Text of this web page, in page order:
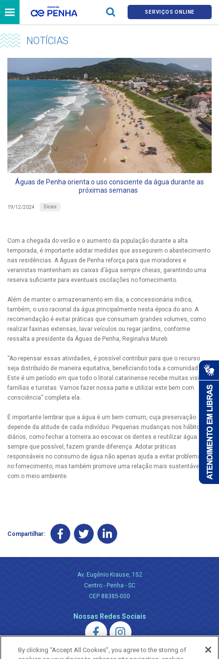
SERVIÇOS ONLINE
NOTÍCIAS
Águas de Penha orienta o uso consciente da água durante as
próximas semanas
19/12/2024 Dicas
Com a chegada do verão e o aumento da população durante a alta
temporada, é importante adotar medidas que assegurem o abastecimento
nas residências. A Águas de Penha reforça para que moradores e
veranistas mantenham as caixas d’água sempre cheias, garantindo uma
reserva suficiente para eventuais oscilações no fornecimento.
Além de manter o armazenamento em dia, a concessionária indica,
também, o uso racional da água principalmente nesta época do ano. A
recomendação é evitar práticas que consumam grandes volumes, como
realizar faxinas extensas, lavar veículos ou regar jardins, conforme
ressalta a presidente da Águas de Penha, Reginalva Mureb.
“Ao repensar essas atividades, é possível contribuir para que o recurso
seja distribuído de maneira equitativa, beneficiando toda a comunidade.
Este é um período em que todo o litoral catarinense recebe muitas visitas,
famílias e turistas. Vamos fazer nossa parte e utilizar este bem com
consciência” completa ela.
É importante lembrar que a água é um bem comum, cuja preservação
depende da atitude de cada indivíduo. Pequenas mudanças nos hábitos
diários, como fechar a torneira ao escovar os dentes e reutilizar água
sempre que possível, fazem grande diferença. Adotar práticas
responsáveis no consumo de água não apenas ajuda a evitar problemas
no fornecimento, mas também promove uma relação mais sustentável
com o meio ambiente.
Compartilhar:
Av. Eugênio Krause, 152
Centro - Penha - SC
CEP 88385-000
Nossas Redes Sociais
By clicking “Accept All Cookies”, you agree to the storing of